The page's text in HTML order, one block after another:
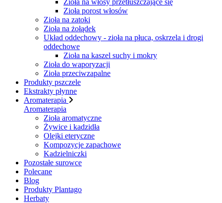
Zioła na włosy przetłuszczające się
Zioła porost włosów
Zioła na zatoki
Zioła na żołądek
Układ oddechowy - zioła na płuca, oskrzela i drogi
oddechowe
Zioła na kaszel suchy i mokry
Zioła do waporyzacji
Zioła przeciwzapalne
Produkty pszczele
Ekstrakty płynne
Aromaterapia
Aromaterapia
Zioła aromatyczne
Żywice i kadzidła
Olejki eteryczne
Kompozycje zapachowe
Kadzielniczki
Pozostałe surowce
Polecane
Blog
Produkty Plantago
Herbaty